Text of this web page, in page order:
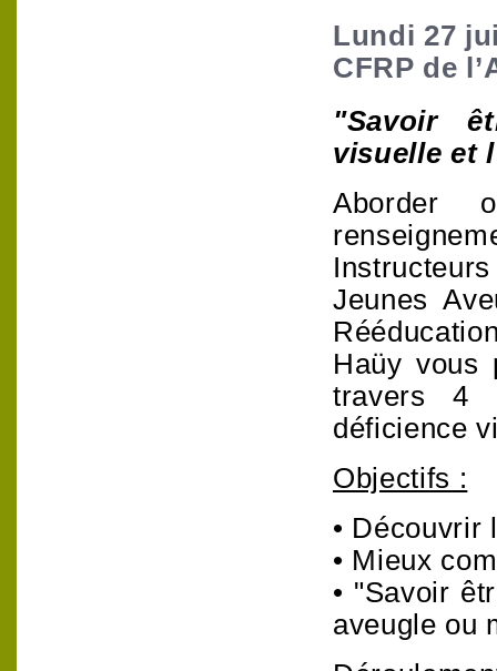
Lundi 27
CFRP de
"Savoir
visuelle et
Aborder
Jeunes
Haüy vous
travers 4
déficience
Objectifs :
• Découvrir
• Mieux
• "Savoir
aveugle ou